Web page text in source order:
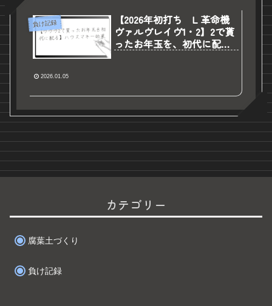
負け記録
【2026年初打ち L 革命機
ヴァルヴレイヴ1・2】2で貰
ったお年玉を、初代に配る
2026.01.05
カテゴリー
腐葉土づくり
負け記録